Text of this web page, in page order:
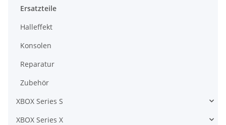
Ersatzteile
Halleffekt
Konsolen
Reparatur
Zubehör
XBOX Series S
XBOX Series X